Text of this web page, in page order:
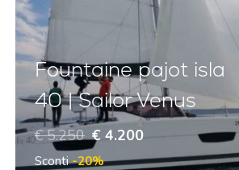
Fountaine pajot isla
40 | Sailor Venus
€ 5.250 € 4.200
Sconti-20%